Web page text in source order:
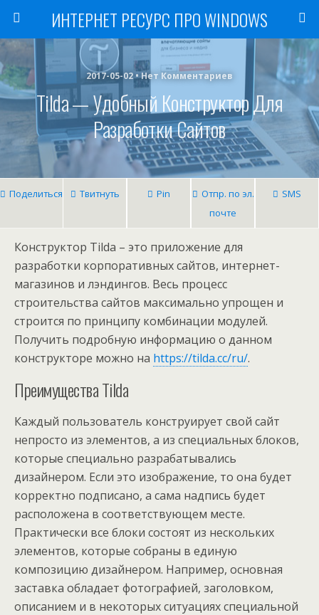
ИНТЕРНЕТ РЕСУРС ПРО WINDOWS
2017-05-02 • Нет Комментариев
Tilda — Удобный Конструктор Для
Разработки Сайтов
Поделиться Твитнуть Pin
Отпр. по эл.
почте
SMS
Конструктор Tilda – это приложение для
разработки корпоративных сайтов, интернет-
магазинов и лэндингов. Весь процесс
строительства сайтов максимально упрощен и
строится по принципу комбинации модулей.
Получить подробную информацию о данном
конструкторе можно на https://tilda.cc/ru/.
Преимущества Tilda
Каждый пользователь конструирует свой сайт
непросто из элементов, а из специальных блоков,
которые специально разрабатывались
дизайнером. Если это изображение, то она будет
корректно подписано, а сама надпись будет
расположена в соответствующем месте.
Практически все блоки состоят из нескольких
элементов, которые собраны в единую
композицию дизайнером. Например, основная
заставка обладает фотографией, заголовком,
описанием и в некоторых ситуациях специальной